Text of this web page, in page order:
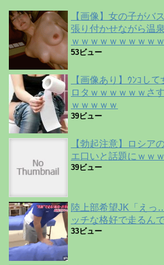
【画像】女の子がバ
張り付かせながら温
ｗｗｗｗｗｗｗｗｗ
53ビュー
【画像あり】ｳﾝｺし
ロタｗｗｗｗｗｗさ
ｗｗｗｗｗ
39ビュー
【勃起注意】ロシア
エ口いと話題にｗｗ
39ビュー
陸上部希望JK「えっ
ッチな格好で走るん
33ビュー